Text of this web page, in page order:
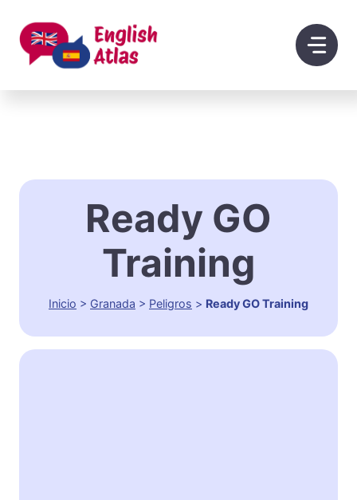
contenido
Ready GO
Training
Inicio > Granada > Peligros > Ready GO Training